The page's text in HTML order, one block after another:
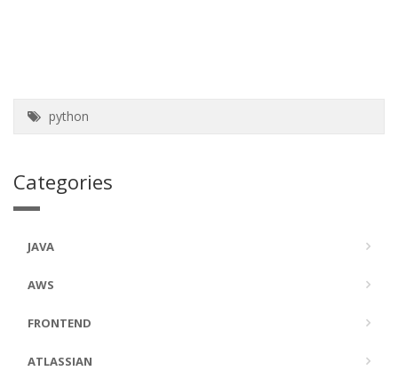
python
Categories
JAVA
AWS
FRONTEND
ATLASSIAN